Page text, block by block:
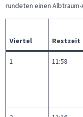
rundeten einen
Viertel Restzeit
1 11:58